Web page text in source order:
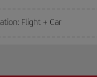
Flight + Car